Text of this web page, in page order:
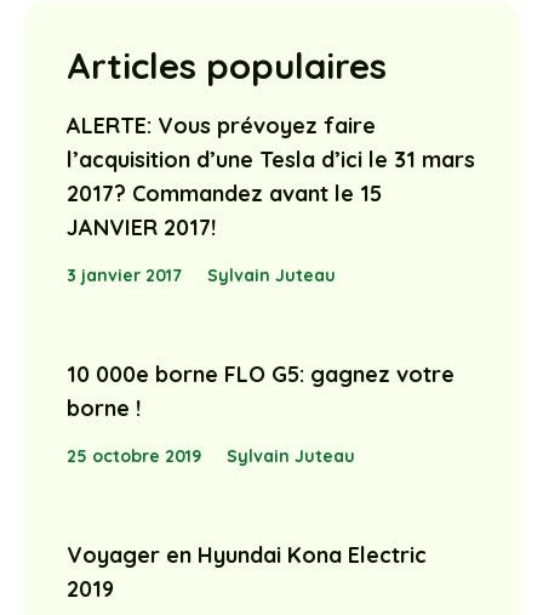
Articles populaires
ALERTE: Vous prévoyez faire
l’acquisition d’une Tesla d’ici le 31 mars
2017? Commandez avant le 15
JANVIER 2017!
3 janvier 2017 Sylvain Juteau
10 000e borne FLO G5: gagnez votre
borne !
25 octobre 2019 Sylvain Juteau
Voyager en Hyundai Kona Electric
2019